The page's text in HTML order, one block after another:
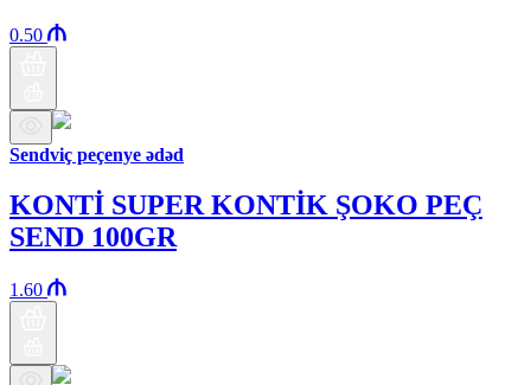
0.50
Sendviç peçenye ədəd
KONTİ SUPER KONTİK ŞOKO PEÇ
SEND 100GR
1.60